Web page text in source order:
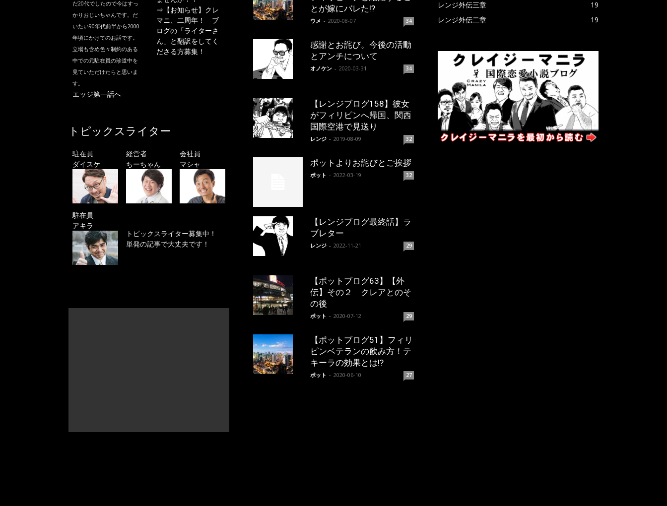
だ20代でしたので今はすっ
かりおじいちゃんです。だ
いたい90年代前半から2000
年頃にかけてのお話です。
立場も含め色々制約のある
中での元駐在員の珍道中を
見ていただけたらと思いま
す。
エッジ第一話へ
⇒ 【お知らせ】クレ
マニ、二周年！ ブ
ログの「ライターさ
ん」と翻訳をしてく
ださる方募集！
トピックスライター
駐在員
ダイスケ
経営者
ちーちゃん
会社員
マシャ
駐在員
アキラ
トピックスライター募集中！
単発の記事で大丈夫です！
とが嫁にバレた!?
ウメ - 2020-08-07 34
感謝とお詫び。今後の活動
とアンチについて
オノケン - 2020-03-31 34
【レンジブログ158】彼女
がフィリピンへ帰国、関西
国際空港で見送り
レンジ - 2019-08-09 32
ポットよりお詫びとご挨拶
ポット - 2022-03-19 32
【レンジブログ最終話】ラ
ブレター
レンジ - 2022-11-21 29
【ポットブログ63】【外
伝】その２ クレアとのそ
の後
ポット - 2020-07-12 29
【ポットブログ51】フィリ
ピンベテランの飲み方！テ
キーラの効果とは!?
ポット - 2020-06-10 27
レンジ外伝三章
19
レンジ外伝二章
19